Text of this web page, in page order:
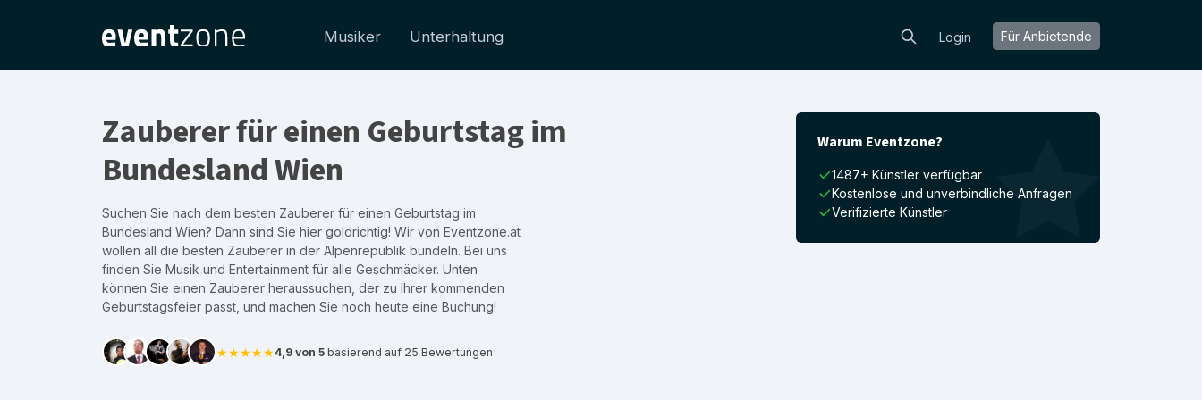
Musiker Unterhaltung Login Für Anbietende
Zauberer für einen Geburtstag im
Bundesland Wien
Suchen Sie nach dem besten Zauberer für einen Geburtstag im
Bundesland Wien? Dann sind Sie hier goldrichtig! Wir von Eventzone.at
wollen all die besten Zauberer in der Alpenrepublik bündeln. Bei uns
finden Sie Musik und Entertainment für alle Geschmäcker. Unten
können Sie einen Zauberer heraussuchen, der zu Ihrer kommenden
Geburtstagsfeier passt, und machen Sie noch heute eine Buchung!
★★★★★4,9 von 5 basierend auf 25 Bewertungen
Warum Eventzone?
1487+ Künstler verfügbar
Kostenlose und unverbindliche Anfragen
Verifizierte Künstler